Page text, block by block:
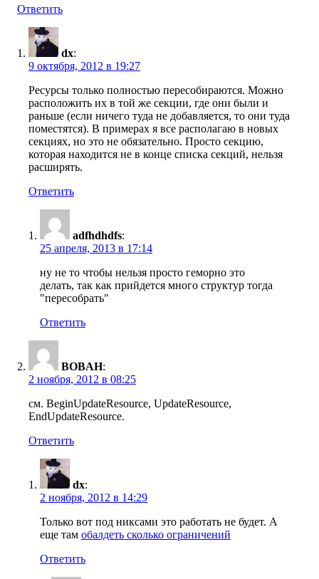
Ответить
dx:
9 октября, 2012 в 19:27
Ресурсы только полностью пересобираются. Можно
расположить их в той же секции, где они были и
раньше (если ничего туда не добавляется, то они туда
поместятся). В примерах я все располагаю в новых
секциях, но это не обязательно. Просто секцию,
которая находится не в конце списка секций, нельзя
расширять.
Ответить
adfhdhdfs:
25 апреля, 2013 в 17:14
ну не то чтобы нельзя просто геморно это
делать, так как прийдется много структур тогда
"пересобрать"
Ответить
BOBAH:
2 ноября, 2012 в 08:25
см. BeginUpdateResource, UpdateResource,
EndUpdateResource.
Ответить
dx:
2 ноября, 2012 в 14:29
Только вот под никсами это работать не будет. А
еще там обалдеть сколько ограничений
Ответить